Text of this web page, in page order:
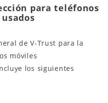
para teléfonos
de V-Trust para la
móviles
los siguientes